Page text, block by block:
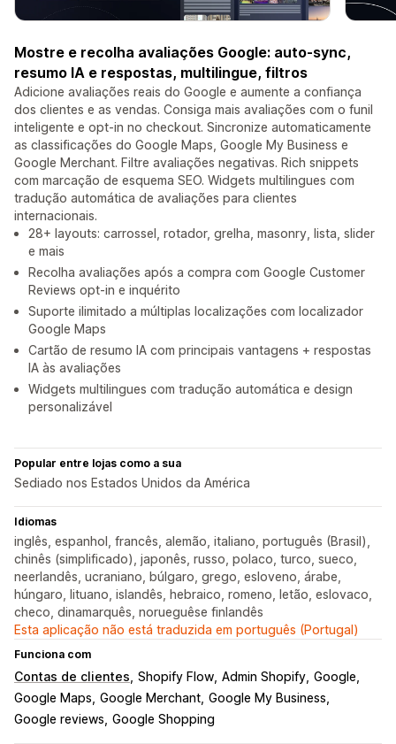
Mostre e recolha avaliações Google: auto-sync,
resumo IA e respostas, multilingue, filtros
Adicione avaliações reais do Google e aumente a confiança
dos clientes e as vendas. Consiga mais avaliações com o funil
inteligente e opt-in no checkout. Sincronize automaticamente
as classificações do Google Maps, Google My Business e
Google Merchant. Filtre avaliações negativas. Rich snippets
com marcação de esquema SEO. Widgets multilingues com
tradução automática de avaliações para clientes
internacionais.
28+ layouts: carrossel, rotador, grelha, masonry, lista, slider
e mais
Recolha avaliações após a compra com Google Customer
Reviews opt-in e inquérito
Suporte ilimitado a múltiplas localizações com localizador
Google Maps
Cartão de resumo IA com principais vantagens + respostas
IA às avaliações
Widgets multilingues com tradução automática e design
personalizável
Popular entre lojas como a sua
Sediado nos Estados Unidos da América
Idiomas
inglês, espanhol, francês, alemão, italiano, português (Brasil),
chinês (simplificado), japonês, russo, polaco, turco, sueco,
neerlandês, ucraniano, búlgaro, grego, esloveno, árabe,
húngaro, lituano, islandês, hebraico, romeno, letão, eslovaco,
checo, dinamarquês, norueguêse finlandês
Esta aplicação não está traduzida em português (Portugal)
Funciona com
Contas de clientes Shopify Flow Admin Shopify Google
Google Maps Google Merchant Google My Business
Google reviews Google Shopping